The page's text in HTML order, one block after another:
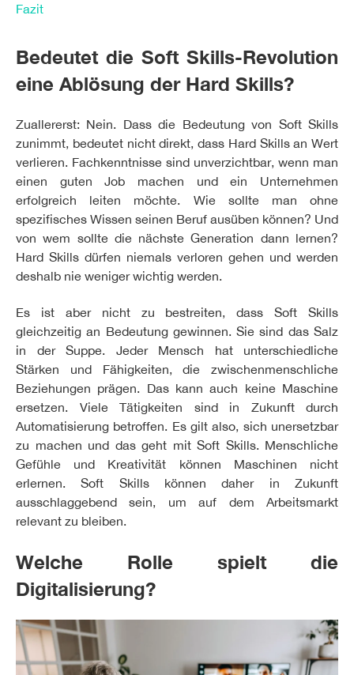
Fazit
Bedeutet die Soft Skills-Revolution
eine Ablösung der Hard Skills?
Zuallererst: Nein. Dass die Bedeutung von Soft Skills
zunimmt, bedeutet nicht direkt, dass Hard Skills an Wert
verlieren. Fachkenntnisse sind unverzichtbar, wenn man
einen guten Job machen und ein Unternehmen
erfolgreich leiten möchte. Wie sollte man ohne
spezifisches Wissen seinen Beruf ausüben können? Und
von wem sollte die nächste Generation dann lernen?
Hard Skills dürfen niemals verloren gehen und werden
deshalb nie weniger wichtig werden.
Es ist aber nicht zu bestreiten, dass Soft Skills
gleichzeitig an Bedeutung gewinnen. Sie sind das Salz
in der Suppe. Jeder Mensch hat unterschiedliche
Stärken und Fähigkeiten, die zwischenmenschliche
Beziehungen prägen. Das kann auch keine Maschine
ersetzen. Viele Tätigkeiten sind in Zukunft durch
Automatisierung betroffen. Es gilt also, sich unersetzbar
zu machen und das geht mit Soft Skills. Menschliche
Gefühle und Kreativität können Maschinen nicht
erlernen. Soft Skills können daher in Zukunft
ausschlaggebend sein, um auf dem Arbeitsmarkt
relevant zu bleiben.
Welche Rolle spielt die
Digitalisierung?